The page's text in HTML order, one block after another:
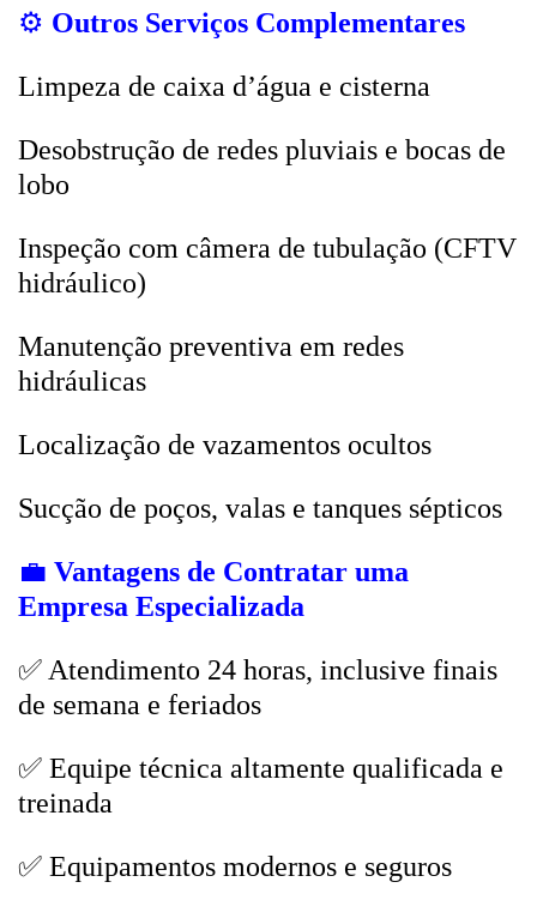
⚙️ Outros Serviços Complementares
Limpeza de caixa d’água e cisterna
Desobstrução de redes pluviais e bocas de
lobo
Inspeção com câmera de tubulação (CFTV
hidráulico)
Manutenção preventiva em redes
hidráulicas
Localização de vazamentos ocultos
Sucção de poços, valas e tanques sépticos
💼 Vantagens de Contratar uma
Empresa Especializada
✅ Atendimento 24 horas, inclusive finais
de semana e feriados
✅ Equipe técnica altamente qualificada e
treinada
✅ Equipamentos modernos e seguros